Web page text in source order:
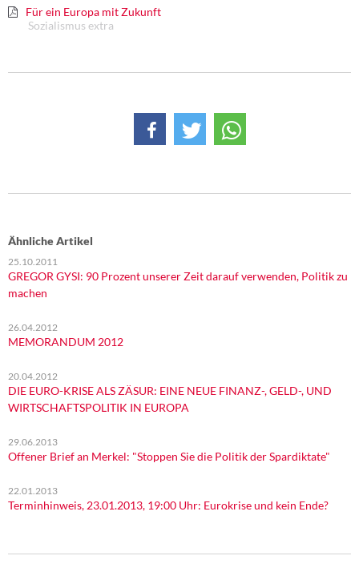
Für ein Europa mit Zukunft
Sozialismus extra
Ähnliche Artikel
25.10.2011
GREGOR GYSI: 90 Prozent unserer Zeit darauf verwenden, Politik zu
machen
26.04.2012
MEMORANDUM 2012
20.04.2012
DIE EURO-KRISE ALS ZÄSUR: EINE NEUE FINANZ-, GELD-, UND
WIRTSCHAFTSPOLITIK IN EUROPA
29.06.2013
Offener Brief an Merkel: "Stoppen Sie die Politik der Spardiktate"
22.01.2013
Terminhinweis, 23.01.2013, 19:00 Uhr: Eurokrise und kein Ende?